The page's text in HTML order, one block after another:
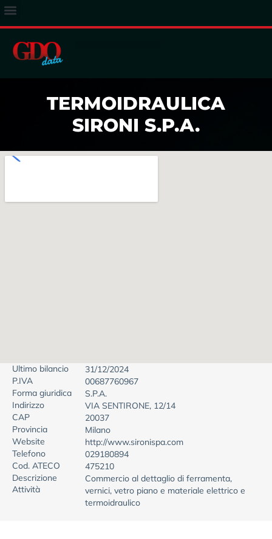
TERMOIDRAULICA
SIRONI S.P.A.
Ultimo bilancio
31/12/2024
P.IVA
00687760967
Forma giuridica
S.P.A.
Indirizzo
VIA SENTIRONE, 12/14
CAP
20037
Provincia
Milano
Website
http://www.sironispa.com
Telefono
029180894
Cod. ATECO
475210
Descrizione
Attività
Commercio al dettaglio di ferramenta,
vernici, vetro piano e materiale elettrico e
termoidraulico